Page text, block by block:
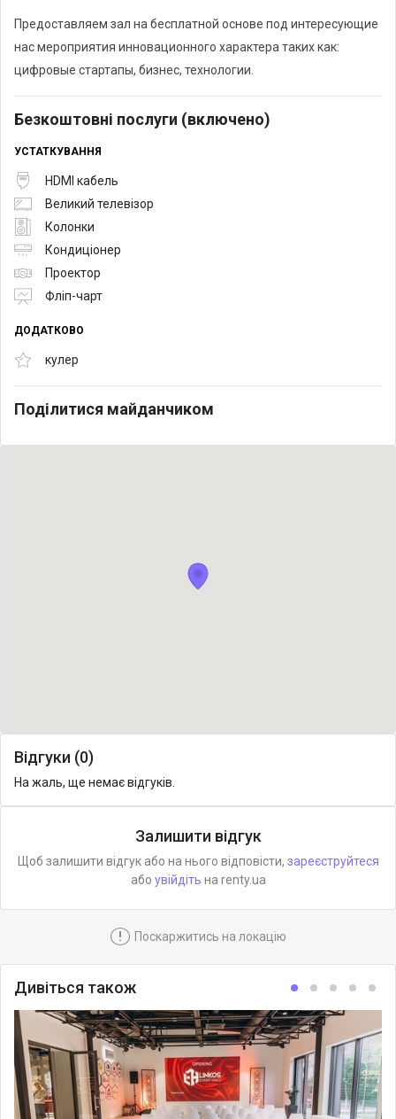
Предоставляем зал на бесплатной основе под интересующие
нас мероприятия инновационного характера таких как:
цифровые стартапы, бизнес, технологии.
Безкоштовні послуги (включено)
УСТАТКУВАННЯ
HDMI кабель
Великий телевізор
Колонки
Кондиціонер
Проектор
Фліп-чарт
ДОДАТКОВО
кулер
Поділитися майданчиком
Відгуки (0)
На жаль, ще немає відгуків.
Залишити відгук
Щоб залишити відгук або на нього відповісти, зареєструйтеся
або увійдіть на renty.ua
! Поскаржитись на локацію
Дивіться також